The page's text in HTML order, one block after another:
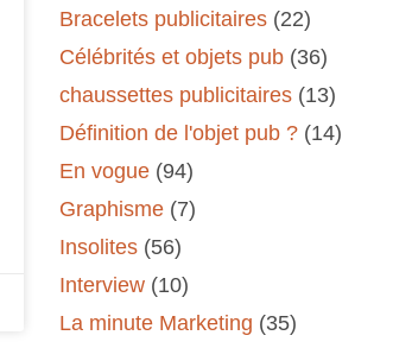
Bracelets publicitaires (22)
Célébrités et objets pub (36)
chaussettes publicitaires (13)
Définition de l'objet pub ? (14)
En vogue (94)
Graphisme (7)
Insolites (56)
Interview (10)
La minute Marketing (35)